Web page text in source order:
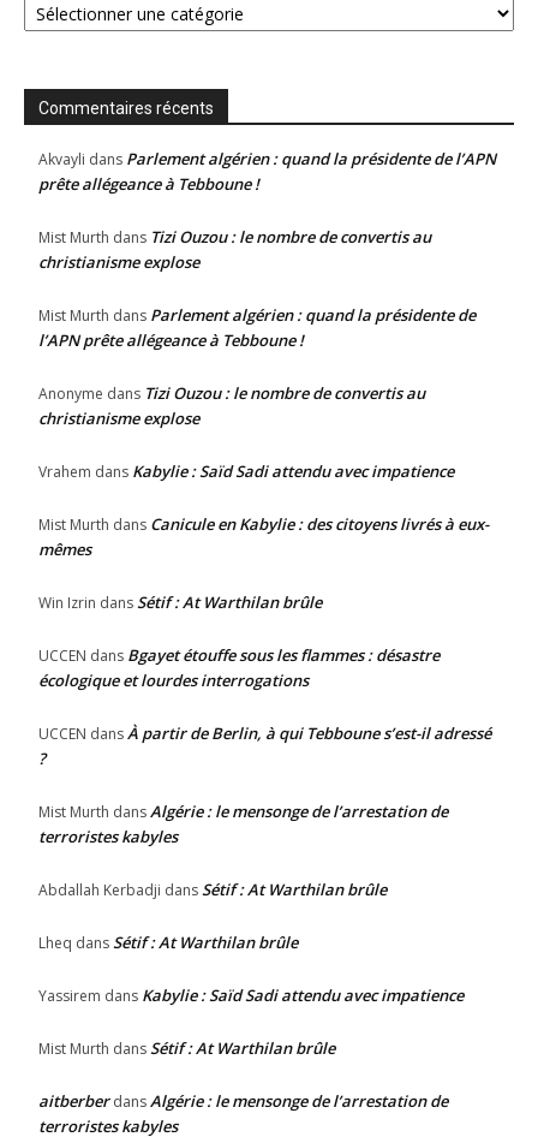
Commentaires récents
Akvayli dans Parlement algérien : quand la présidente de l’APN
prête allégeance à Tebboune !
Mist Murth dans Tizi Ouzou : le nombre de convertis au
christianisme explose
Mist Murth dans Parlement algérien : quand la présidente de
l’APN prête allégeance à Tebboune !
Anonyme dans Tizi Ouzou : le nombre de convertis au
christianisme explose
Vrahem dans Kabylie : Saïd Sadi attendu avec impatience
Mist Murth dans Canicule en Kabylie : des citoyens livrés à eux-
mêmes
Win Izrin dansSétif : At Warthilan brûle
UCCEN dans Bgayet étouffe sous les flammes : désastre
écologique et lourdes interrogations
UCCEN dansÀ partir de Berlin, à qui Tebboune s’est-il adressé
?
Mist Murth dansAlgérie : le mensonge de l’arrestation de
terroristes kabyles
Abdallah Kerbadji dansSétif : At Warthilan brûle
Lheq dansSétif : At Warthilan brûle
Yassirem dans Kabylie : Saïd Sadi attendu avec impatience
Mist Murth dansSétif : At Warthilan brûle
aitberberdansAlgérie : le mensonge de l’arrestation de
terroristes kabyles